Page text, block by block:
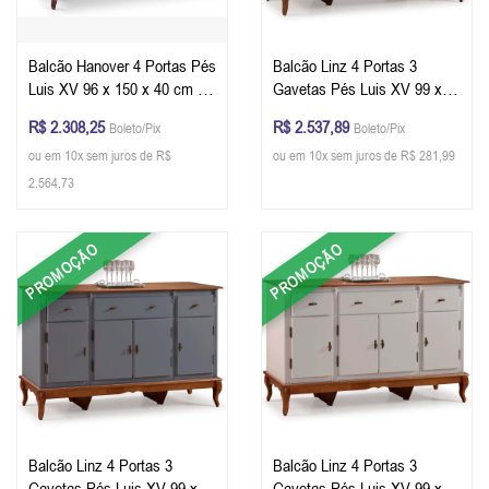
Balcão Hanover 4 Portas Pés
Luis XV 96 x 150 x 40 cm (A
R$ 2.308,25 Boleto/Pix
ou em 10x sem juros de R$
2.564,73
Balcão Linz 4 Portas 3
Gavetas Pés Luis XV 99 x
Branco/Imbuia Glazer
R$ 2.537,89 Boleto/Pix
ou em 10x sem juros de R$ 281,99
PROMOÇÃO
Balcão Linz 4 Portas 3
PROMOÇÃO
Balcão Linz 4 Portas 3